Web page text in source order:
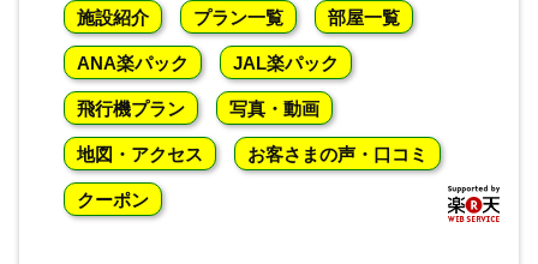
施設紹介 プラン一覧 部屋一覧
ANA楽パック JAL楽パック
飛行機プラン 写真・動画
地図・アクセス お客さまの声・口コミ
クーポン